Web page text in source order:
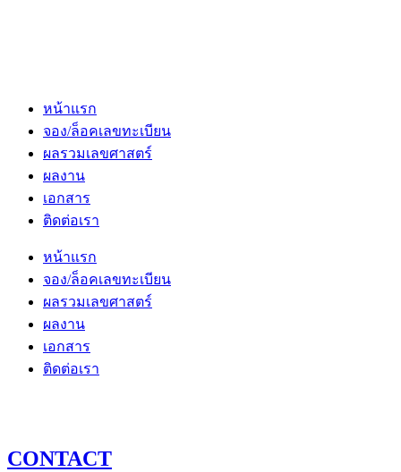
หน้าแรก
จอง/ล็อคเลขทะเบียน
ผลรวมเลขศาสตร์
ผลงาน
เอกสาร
ติดต่อเรา
หน้าแรก
จอง/ล็อคเลขทะเบียน
ผลรวมเลขศาสตร์
ผลงาน
เอกสาร
ติดต่อเรา
CONTACT